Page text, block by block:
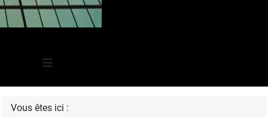
≡
Vous êtes ici :